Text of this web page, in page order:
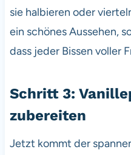
sie halbieren oder
ein schönes Aussehen,
dass jeder Bissen voller
Schritt 3:
zubereiten
Jetzt kommt der